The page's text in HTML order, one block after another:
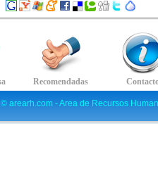
© arearh.com - Area de Recursos